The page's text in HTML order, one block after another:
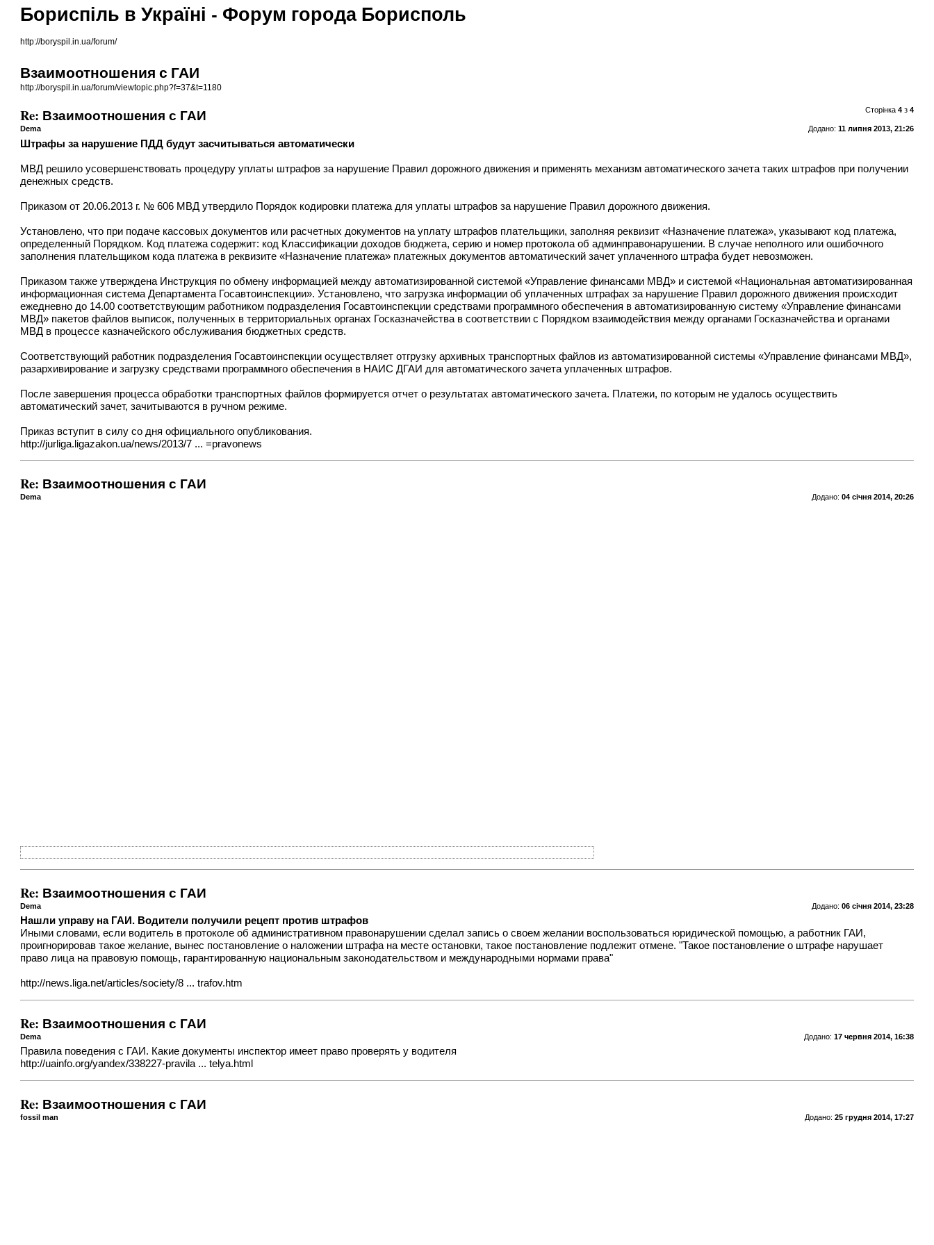
Бориспіль в Україні - Форум города Борисполь
http://boryspil.in.ua/forum/
Взаимоотношения с ГАИ
http://boryspil.in.ua/forum/viewtopic.php?f=37&t=1180
Сторінка 4з 4
Re: Взаимоотношения с ГАИ
Додано: 11 липня 2013, 21:26
Dema
Штрафы за нарушение ПДД будут засчитываться автоматически
МВД решило усовершенствовать процедуру уплаты штрафов за нарушение Правил дорожного движения и применять механизм автоматического зачета таких штрафов при получении
денежных средств.
Приказом от 20.06.2013 г. № 606 МВД утвердило Порядок кодировки платежа для уплаты штрафов за нарушение Правил дорожного движения.
Установлено, что при подаче кассовых документов или расчетных документов на уплату штрафов плательщики, заполняя реквизит «Назначение платежа», указывают код платежа,
определенный Порядком. Код платежа содержит: код Классификации доходов бюджета, серию и номер протокола об админправонарушении. В случае неполного или ошибочного
заполнения плательщиком кода платежа в реквизите «Назначение платежа» платежных документов автоматический зачет уплаченного штрафа будет невозможен.
Приказом также утверждена Инструкция по обмену информацией между автоматизированной системой «Управление финансами МВД» и системой «Национальная автоматизированная
информационная система Департамента Госавтоинспекции». Установлено, что загрузка информации об уплаченных штрафах за нарушение Правил дорожного движения происходит
ежедневно до 14.00 соответствующим работником подразделения Госавтоинспекции средствами программного обеспечения в автоматизированную систему «Управление финансами
МВД» пакетов файлов выписок, полученных в территориальных органах Госказначейства в соответствии с Порядком взаимодействия между органами Госказначейства и органами
МВД в процессе казначейского обслуживания бюджетных средств.
Соответствующий работник подразделения Госавтоинспекции осуществляет отгрузку архивных транспортных файлов из автоматизированной системы «Управление финансами МВД»,
разархивирование и загрузку средствами программного обеспечения в НАИС ДГАИ для автоматического зачета уплаченных штрафов.
После завершения процесса обработки транспортных файлов формируется отчет о результатах автоматического зачета. Платежи, по которым не удалось осуществить
автоматический зачет, зачитываются в ручном режиме.
Приказ вступит в силу со дня официального опубликования.
http://jurliga.ligazakon.ua/news/2013/7 ... =pravonews
Re: Взаимоотношения с ГАИ
Додано: 04 січня 2014, 20:26
Dema
Re: Взаимоотношения с ГАИ
Додано: 06 січня 2014, 23:28
Dema
Нашли управу на ГАИ. Водители получили рецепт против штрафов
Иными словами, если водитель в протоколе об административном правонарушении сделал запись о своем желании воспользоваться юридической помощью, а работник ГАИ,
проигнорировав такое желание, вынес постановление о наложении штрафа на месте остановки, такое постановление подлежит отмене. "Такое постановление о штрафе нарушает
право лица на правовую помощь, гарантированную национальным законодательством и международными нормами права"
http://news.liga.net/articles/society/8 ... trafov.htm
Re: Взаимоотношения с ГАИ
Додано: 17 червня 2014, 16:38
Dema
Правила поведения с ГАИ. Какие документы инспектор имеет право проверять у водителя
http://uainfo.org/yandex/338227-pravila ... telya.html
Re: Взаимоотношения с ГАИ
Додано: 25 грудня 2014, 17:27
fossil man